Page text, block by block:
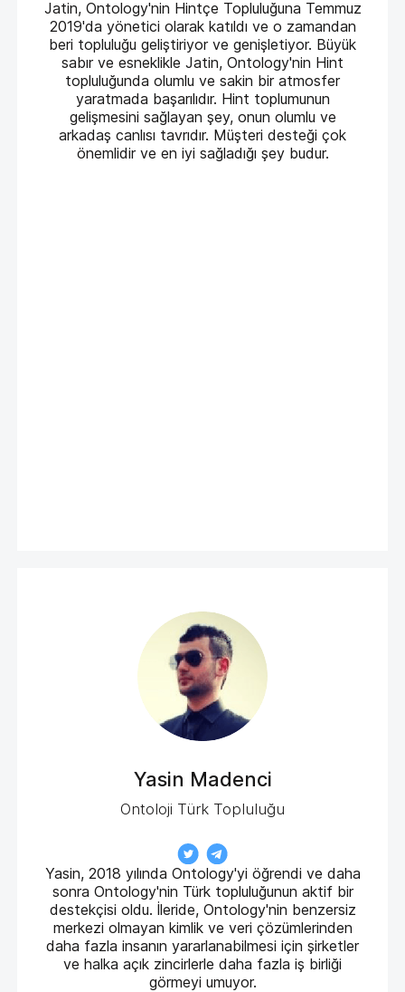
Jatin, Ontology'nin Hintçe Topluluğuna Temmuz
2019'da yönetici olarak katıldı ve o zamandan
beri topluluğu geliştiriyor ve genişletiyor. Büyük
sabır ve esneklikle Jatin, Ontology'nin Hint
topluluğunda olumlu ve sakin bir atmosfer
yaratmada başarılıdır. Hint toplumunun
gelişmesini sağlayan şey, onun olumlu ve
arkadaş canlısı tavrıdır. Müşteri desteği çok
önemlidir ve en iyi sağladığı şey budur.
Yasin Madenci
Ontoloji Türk Topluluğu
Yasin, 2018 yılında Ontology'yi öğrendi ve daha
sonra Ontology'nin Türk topluluğunun aktif bir
destekçisi oldu. İleride, Ontology'nin benzersiz
merkezi olmayan kimlik ve veri çözümlerinden
daha fazla insanın yararlanabilmesi için şirketler
ve halka açık zincirlerle daha fazla iş birliği
görmeyi umuyor.